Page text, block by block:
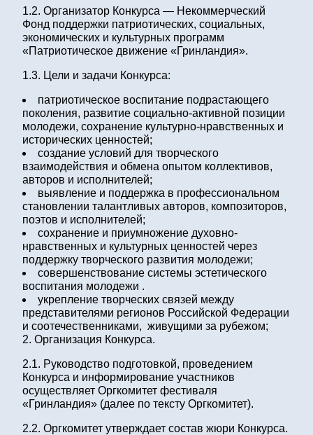
1.2. Организатор Конкурса — Некоммерческий
Фонд поддержки патриотических, социальных,
экономических и культурных программ
«Патриотическое движение «Гринландия».
1.3. Цели и задачи Конкурса:
патриотическое воспитание подрастающего
поколения, развитие социально-активной позиции
молодежи, сохранение культурно-нравственных и
исторических ценностей;
создание условий для творческого
взаимодействия и обмена опытом коллективов,
авторов и исполнителей;
выявление и поддержка в профессиональном
становлении талантливых авторов, композиторов,
поэтов и исполнителей;
сохранение и приумножение духовно-
нравственных и культурных ценностей через
поддержку творческого развития молодежи;
совершенствование системы эстетического
воспитания молодежи .
укрепление творческих связей между
представителями регионов Российской Федерации
и соотечественниками, живущими за рубежом;
2. Организация Конкурса.
2.1. Руководство подготовкой, проведением
Конкурса и информирование участников
осуществляет Оргкомитет фестиваля
«Гринландия» (далее по тексту Оргкомитет).
2.2. Оргкомитет утверждает состав жюри Конкурса.